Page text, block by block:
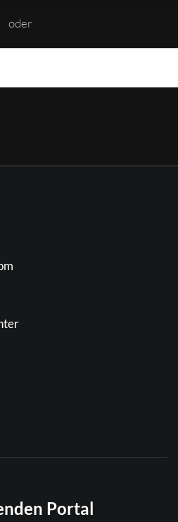
oder
Portal